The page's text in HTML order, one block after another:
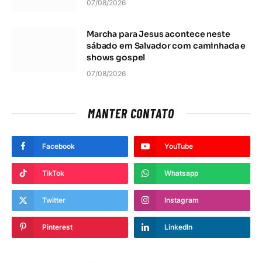
07/08/2026
Marcha para Jesus acontece neste
sábado em Salvador com caminhada e
shows gospel
07/08/2026
MANTER CONTATO
Facebook YouTube
TikTok Whatsapp
Twitter Instagram
Pinterest LinkedIn